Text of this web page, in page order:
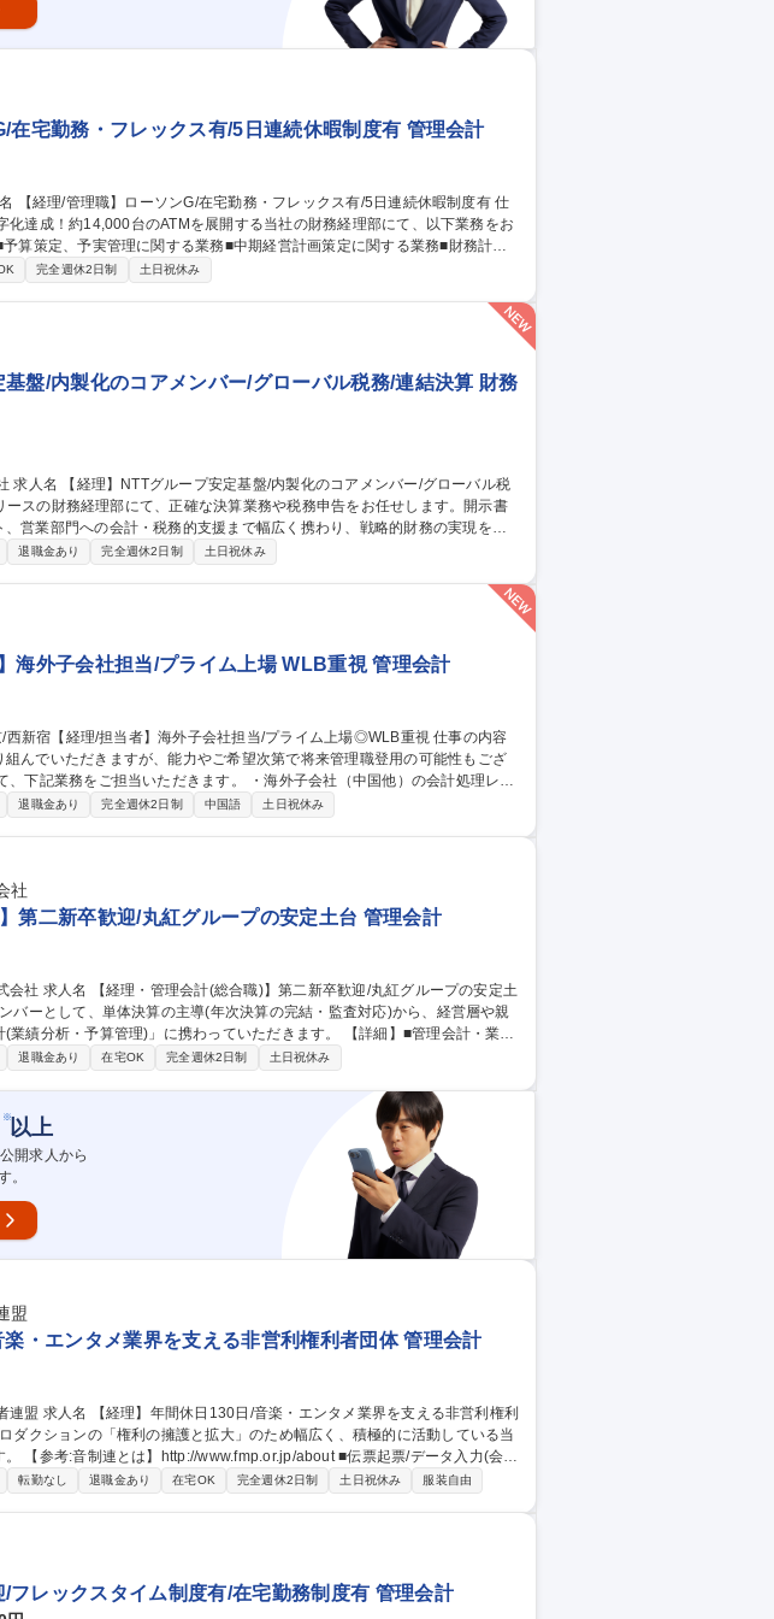
在宅勤務・フレックス有/5日連続休暇制度有 管理会計
化達成！約14,000台のATMを展開する当社の財務経理部にて、以下業務をお
る業務■通期着地見込み作成に関する業務■費用配賦等セグメント別管理会計
完全週休2日制 土日祝休み
基盤/内製化のコアメンバー/グローバル税務/連結決算 財務
ル税
営業部門への会計・税務的支援まで幅広く携わり、戦略的財務の実現を推
務申告、税務調査対応、国際税務関連、固定資産経理業務 ■営業部門が提案す
化のコアメンバー/グ
退職金あり 完全週休2日制 土日祝休み
海外子会社担当/プライム上場 WLB重視 管理会計
んでいただきますが、能力やご希望次第で将来管理職登用の可能性もござ
への会計税務面の説明・交渉 等 募集職種 東京/西新宿【経理/担
退職金あり 完全週休2日制 中国語 土日祝休み
社
第二新卒歓迎/丸紅グループの安定土台 管理会計
ープの安定土
予算管理)」に携わっていただきます。 【詳細】■管理会計・業績
期業績報告(PL/BS/CF)の作成および経営層向けレポート集計など ■財務会計
・事業税・消費税）に必要な基礎データの集計・整備など ■業務改善DX推
経理・管理会計(総合職)】第二新卒歓迎/丸
退職金あり 在宅OK 完全週休2日制 土日祝休み
※以上
開求人から
。
盟
楽・エンタメ業界を支える非営利権利者団体 管理会計
る非営利権利
制連とは】http://www.fmp.or.jp/about ■伝票起票/データ入力(会計
金管理■書類ファイリング■決算取りまとめ■税務対応(会計事務所と協働)■ほ
ります。 募集職種 【経理】年間休日130日/音楽・エ
転勤なし 退職金あり 在宅OK 完全週休2日制 土日祝休み 服装自由
/フレックスタイム制度有/在宅勤務制度有 管理会計